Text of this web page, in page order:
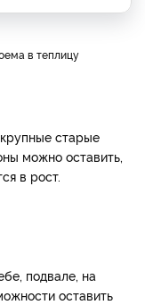
в теплицу
старые
можно оставить,
в рост.
подвале, на
оставить